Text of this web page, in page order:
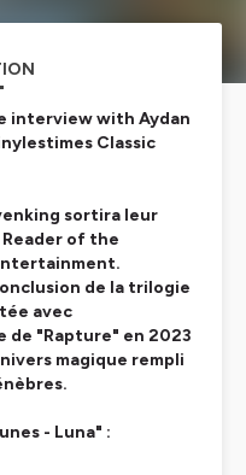
interview with Aydan
Classic
sortira leur
of the
de la trilogie
avec
de "Rapture" en 2023
magique rempli
- Luna" :